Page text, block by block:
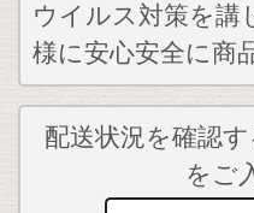
ウイルス対策を講
様に安心安全に商
配送状況を確認
をご